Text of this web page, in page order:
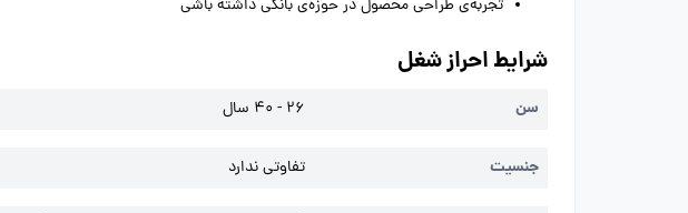
تجربه‌ی طراحی محصول در حوزه‌ی بانکی داشته باشی
شرایط احراز شغل
سن 26 - 40 سال
جنسیت تفاوتی ندارد